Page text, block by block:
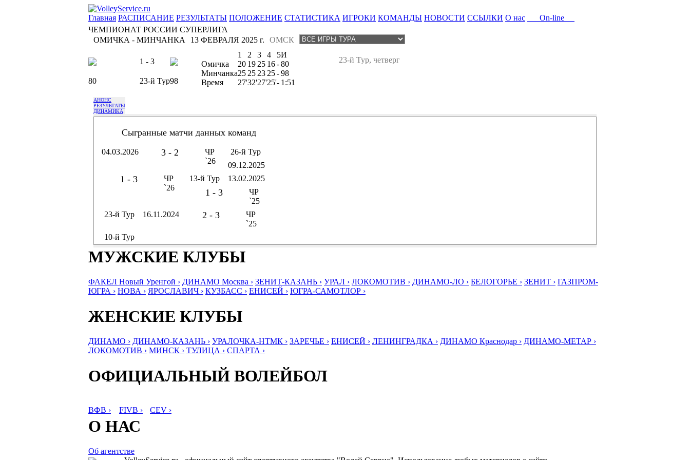
Главная РАСПИСАНИЕ РЕЗУЛЬТАТЫ ПОЛОЖЕНИЕ СТАТИСТИКА ИГРОКИ КОМАНДЫ НОВОСТИ ССЫЛКИ О нас
On-line
ЧЕМПИОНАТ РОССИИ СУПЕРЛИГА
ОМИЧКА - МИНЧАНКА
ОМСК
13 ФЕВРАЛЯ 2025 г.
1 - 3
80 23-й Тур98
23-й Тур, четверг
1 2 3 4 5И
Омичка
20 19 25 16-80
Минчанка25 25 23 25-98
Время
27'32'27'25'- 1:51
АНОНС
РЕЗУЛЬТАТЫ
ДИНАМИКА
Сыгранные матчи данных команд
04.03.2026 3 - 2
ЧР
`26
26-й Тур
09.12.2025
1 - 3
ЧР
`26
13-й Тур 13.02.2025
1 - 3
ЧР
`25
23-й Тур
16.11.2024 2 - 3
ЧР
`25
10-й Тур
МУЖСКИЕ КЛУБЫ
ФАКЕЛ Новый Уренгой › ДИНАМО Москва › ЗЕНИТ-КАЗАНЬ › УРАЛ › ЛОКОМОТИВ › ДИНАМО-ЛО › БЕЛОГОРЬЕ › ЗЕНИТ › ГАЗПРОМ-
ЮГРА › НОВА › ЯРОСЛАВИЧ › КУЗБАСС › ЕНИСЕЙ › ЮГРА-САМОТЛОР ›
ЖЕНСКИЕ КЛУБЫ
ДИНАМО › ДИНАМО-КАЗАНЬ › УРАЛОЧКА-НТМК › ЗАРЕЧЬЕ › ЕНИСЕЙ › ЛЕНИНГРАДКА › ДИНАМО Краснодар › ДИНАМО-МЕТАР ›
ЛОКОМОТИВ › МИНСК › ТУЛИЦА › СПАРТА ›
ОФИЦИАЛЬНЫЙ ВОЛЕЙБОЛ
ВФВ › FIVB › CEV ›
О НАС
Об агентстве